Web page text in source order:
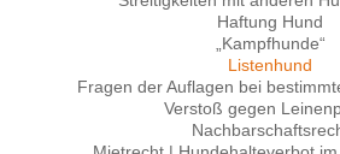
Haftung Hund
„Kampfhunde“
Listenhund
Fragen der Auflagen bei
Verstoß gegen